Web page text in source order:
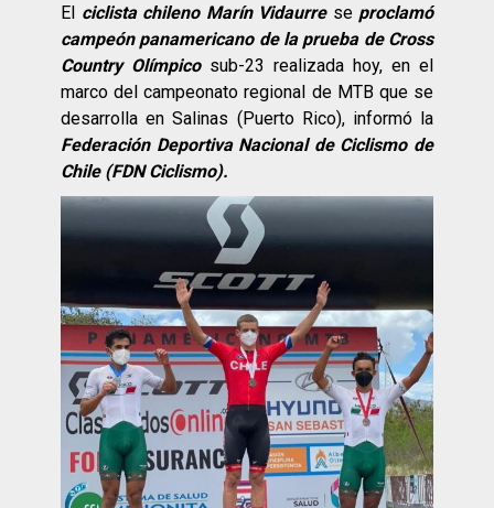
El ciclista chileno Marín Vidaurre se proclamó
campeón panamericano de la prueba de Cross
Country Olímpicosub-23 realizada hoy, en el
marco del campeonato regional de MTB que se
desarrolla en Salinas (Puerto Rico), informó la
Federación Deportiva Nacional de Ciclismo de
Chile (FDN Ciclismo).